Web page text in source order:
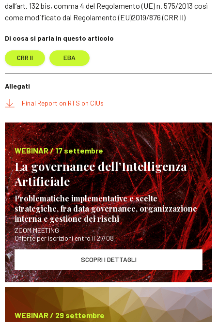
dall’art. 132 bis, comma 4 del Regolamento (UE) n. 575/2013 così
come modificato dal Regolamento (EU)2019/876 (CRR II)
Di cosa si parla in questo articolo
CRR II EBA
Allegati
Final Report on RTS on CIUs
WEBINAR / 17 settembre
La governance dell’Intelligenza
Artificiale
Problematiche implementative e scelte
strategiche, fra data governance, organizzazione
interna e gestione dei rischi
ZOOM MEETING
Offerte per iscrizioni entro il 27/08
SCOPRI I DETTAGLI
WEBINAR / 29 settembre